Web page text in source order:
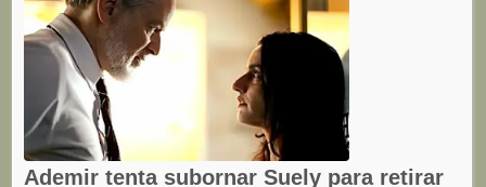
Ademir tenta subornar Suely para retirar